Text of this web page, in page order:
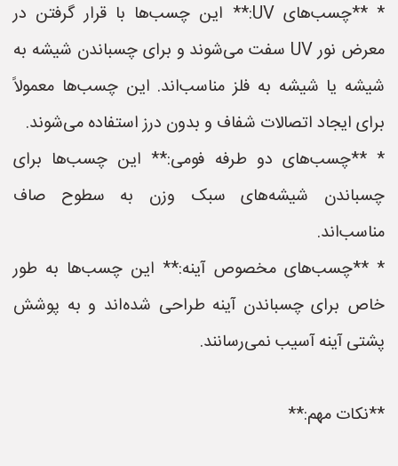
* **چسب‌های UV:** این چسب‌ها با قرار گرفتن در
معرض نور UV سفت می‌شوند و برای چسباندن شیشه به
شیشه یا شیشه به فلز مناسب‌اند. این چسب‌ها معمولاً
برای ایجاد اتصالات شفاف و بدون درز استفاده می‌شوند.
* **چسب‌های دو طرفه فومی:** این چسب‌ها برای
چسباندن شیشه‌های سبک وزن به سطوح صاف
مناسب‌اند.
* **چسب‌های مخصوص آینه:** این چسب‌ها به طور
خاص برای چسباندن آینه طراحی شده‌اند و به پوشش
پشتی آینه آسیب نمی‌رسانند.
**نکات مهم:**